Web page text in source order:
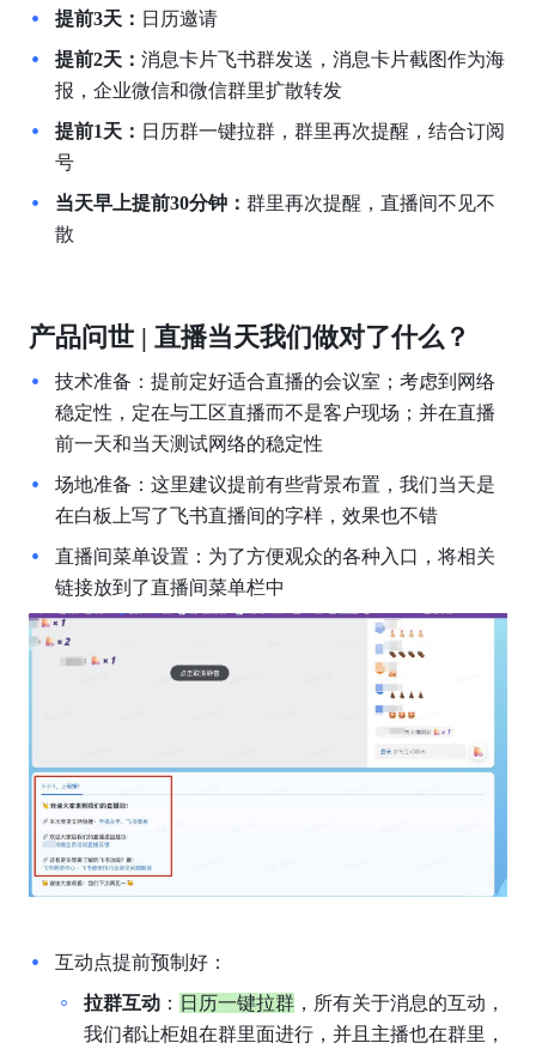
提前3天： 日历邀请
提前2天： 消息卡片飞书群发送，消息卡片截图作为海
报，企业微信和微信群里扩散转发
提前1天： 日历群一键拉群，群里再次提醒，结合订阅
号
当天早上提前30分钟： 群里再次提醒，直播间不见不
散
产品问世 | 直播当天我们做对了什么？
技术准备：提前定好适合直播的会议室；考虑到网络
稳定性，定在与工区直播而不是客户现场；并在直播
前一天和当天测试网络的稳定性
场地准备：这里建议提前有些背景布置，我们当天是
在白板上写了飞书直播间的字样，效果也不错
直播间菜单设置：为了方便观众的各种入口，将相关
链接放到了直播间菜单栏中
互动点提前预制好：
拉群互动： 日历一键拉群，所有关于消息的互动，
我们都让柜姐在群里面进行，并且主播也在群里，